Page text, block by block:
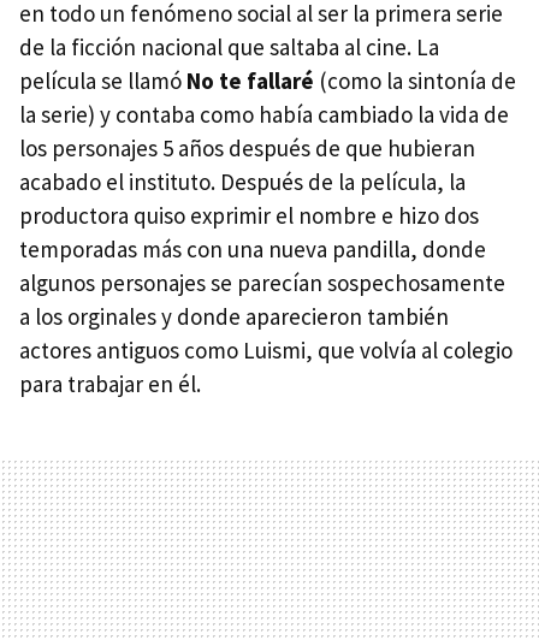
en todo un fenómeno social al ser la primera serie
de la ficción nacional que saltaba al cine. La
película se llamó No te fallaré (como la sintonía de
la serie) y contaba como había cambiado la vida de
los personajes 5 años después de que hubieran
acabado el instituto. Después de la película, la
productora quiso exprimir el nombre e hizo dos
temporadas más con una nueva pandilla, donde
algunos personajes se parecían sospechosamente
a los orginales y donde aparecieron también
actores antiguos como Luismi, que volvía al colegio
para trabajar en él.